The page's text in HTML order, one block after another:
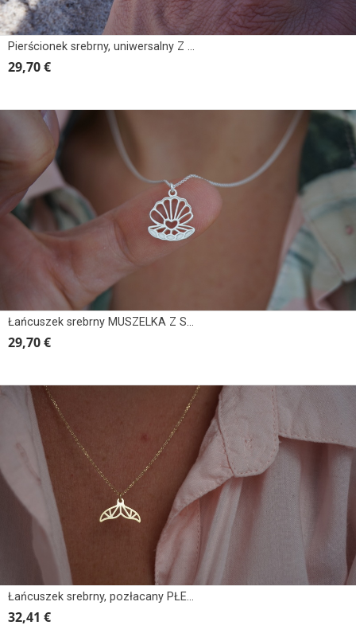
Pierścionek srebrny, uniwersalny Z MUSZLĄ
29,70 €
Łańcuszek srebrny MUSZELKA Z SERCEM
29,70 €
Łańcuszek srebrny, pozłacany PŁETWA GEOMETRYCZNA
32,41 €